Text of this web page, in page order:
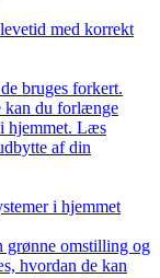
med korrekt
bruges forkert.
kan du forlænge
hjemmet. Læs
af din
i hjemmet
grønne omstilling og
hvordan de kan